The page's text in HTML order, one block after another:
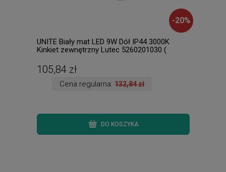
-20%
UNITE Biały mat LED 9W Dół IP44 3000K
Kinkiet zewnętrzny Lutec 5260201030 (
105,84 zł
Cena regularna:132,84 zł
DO KOSZYKA